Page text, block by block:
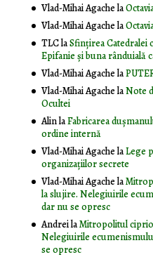
Vlad-Mihai Agachela
Vlad-Mihai Agachela
TLClaSfințirea Catedralei
Epifanie și buna rânduială
Vlad-Mihai Agachela
Vlad-Mihai AgachelaNote
Ocultei
AlinlaFabricarea
ordine internă
Vlad-Mihai AgachelaLege
organizaţiilor secrete
Vlad-Mihai Agachela
la slujire. Nelegiuirile
dar nu se opresc
AndreilaMitropolitul
Nelegiuirile
se opresc